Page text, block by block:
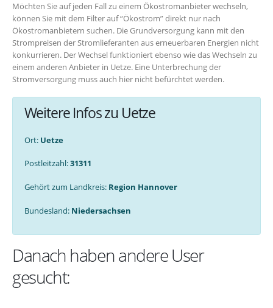
Möchten Sie auf jeden Fall zu einem Ökostromanbieter wechseln,
können Sie mit dem Filter auf “Ökostrom” direkt nur nach
Ökostromanbietern suchen. Die Grundversorgung kann mit den
Strompreisen der Stromlieferanten aus erneuerbaren Energien nicht
konkurrieren. Der Wechsel funktioniert ebenso wie das Wechseln zu
einem anderen Anbieter in Uetze. Eine Unterbrechung der
Stromversorgung muss auch hier nicht befürchtet werden.
Weitere Infos zu Uetze
Ort: Uetze
Postleitzahl:31311
Gehört zum Landkreis: Region Hannover
Bundesland: Niedersachsen
Danach haben andere User
gesucht: